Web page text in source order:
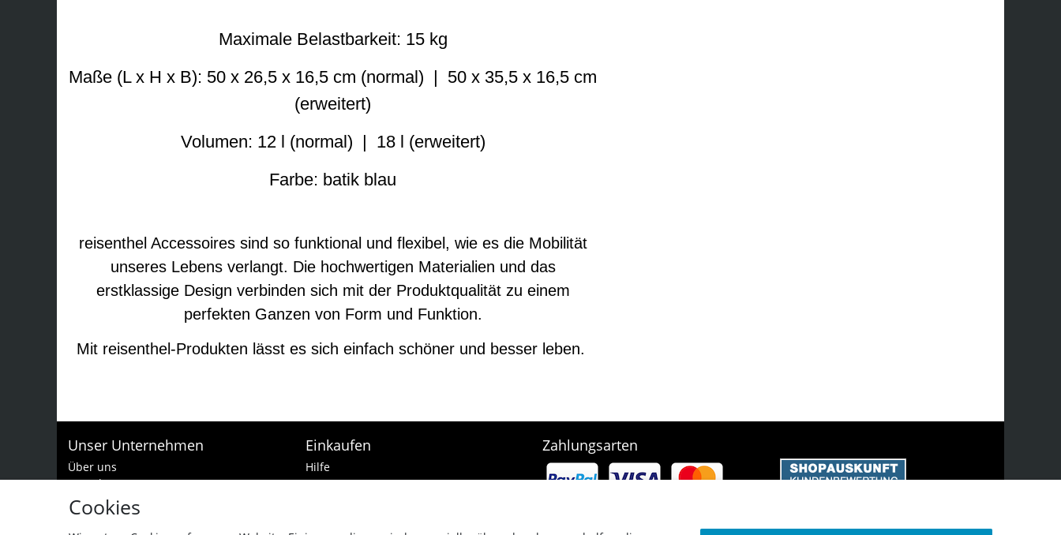
Maximale Belastbarkeit: 15 kg
Maße (L x H x B): 50 x 26,5 x 16,5 cm (normal) | 50 x 35,5 x 16,5 cm
(erweitert)
Volumen: 12 l (normal) | 18 l (erweitert)
Farbe: batik blau
reisenthel Accessoires sind so funktional und flexibel, wie es die Mobilität
unseres Lebens verlangt. Die hochwertigen Materialien und das
erstklassige Design verbinden sich mit der Produktqualität zu einem
perfekten Ganzen von Form und Funktion.
Mit reisenthel-Produkten lässt es sich einfach schöner und besser leben.
Unser Unternehmen
Über uns
Kontakt
Batteriehinweis
Impressum
Einkaufen
Hilfe
Zur Kasse
Zahlungsarten
Cookies